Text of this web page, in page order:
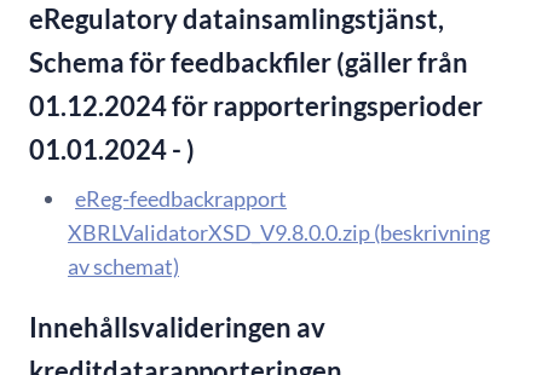
eRegulatory datainsamlingstjänst,
Schema för feedbackfiler (gäller från
01.12.2024 för rapporteringsperioder
01.01.2024 - )
eReg-feedbackrapport
XBRLValidatorXSD_V9.8.0.0.zip (beskrivning
av schemat)
Innehållsvalideringen av